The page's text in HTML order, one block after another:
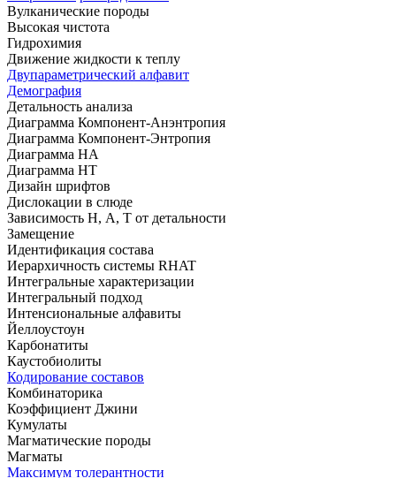
Вулканические породы
Высокая чистота
Гидрохимия
Движение жидкости к теплу
Двупараметрический алфавит
Демография
Детальность анализа
Диаграмма Компонент-Анэнтропия
Диаграмма Компонент-Энтропия
Диаграмма НА
Диаграмма НТ
Дизайн шрифтов
Дислокации в слюде
Зависимость Н, А, Т от детальности
Замещение
Идентификация состава
Иерархичность системы RHAT
Интегральные характеризации
Интегральный подход
Интенсиональные алфавиты
Йеллоустоун
Карбонатиты
Каустобиолиты
Кодирование составов
Комбинаторика
Коэффициент Джини
Кумулаты
Магматические породы
Магматы
Максимум толерантности